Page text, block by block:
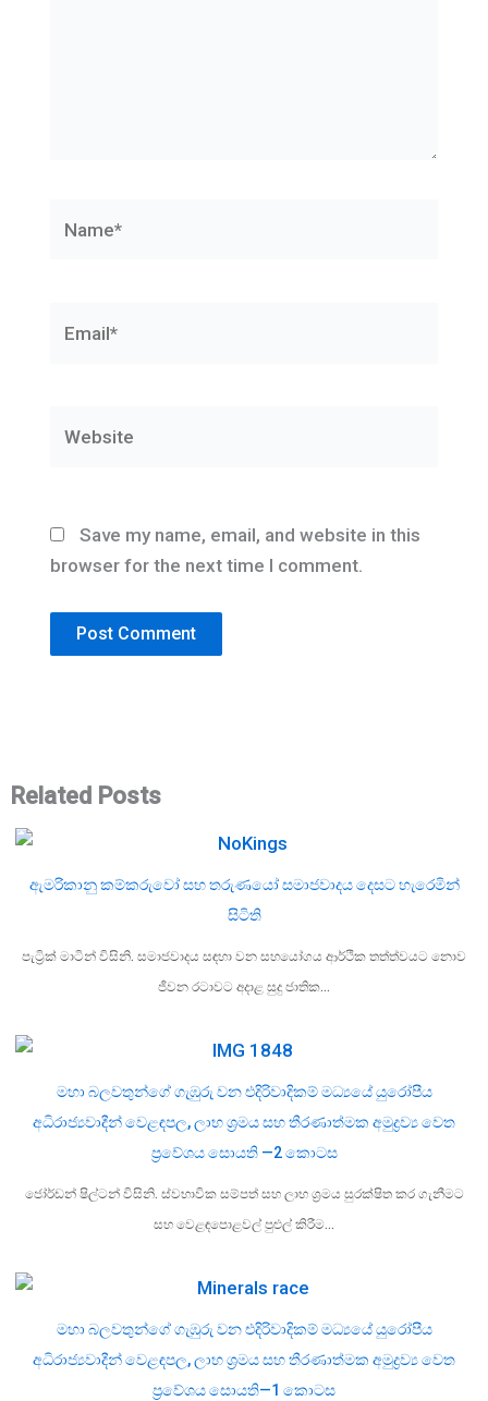
Save my name, email, and website in this
browser for the next time I comment.
Related Posts
ඇමරිකානු කම්කරුවෝ සහ තරුණයෝ සමාජවාදය දෙසට හැරෙමින්
සිටිති
පැට්‍රික් මාටින් විසිනි. සමාජවාදය සඳහා වන සහයෝගය ආර්ථික තත්ත්වයට නොව
ජීවන රටාවට අදාළ සුදු ජාතික…
මහා බලවතුන්ගේ ගැඹුරු වන එදිරිවාදිකම් මධ්‍යයේ යුරෝපීය
අධිරාජ්‍යවාදීන් වෙළඳපල, ලාභ ශ්‍රමය සහ තීරණාත්මක අමුද්‍රව්‍ය වෙත
ප්‍රවේශය සොයති —2 කොටස
ජෝර්ඩන් ෂිල්ටන් විසිනි. ස්වභාවික සම්පත් සහ ලාභ ශ්‍රමය සුරක්ෂිත කර ගැනීමට
සහ වෙළඳපොළවල් පුළුල් කිරීම…
මහා බලවතුන්ගේ ගැඹුරු වන එදිරිවාදිකම් මධ්‍යයේ යුරෝපීය
අධිරාජ්‍යවාදීන් වෙළඳපල, ලාභ ශ්‍රමය සහ තීරණාත්මක අමුද්‍රව්‍ය වෙත
ප්‍රවේශය සොයති—1 කොටස